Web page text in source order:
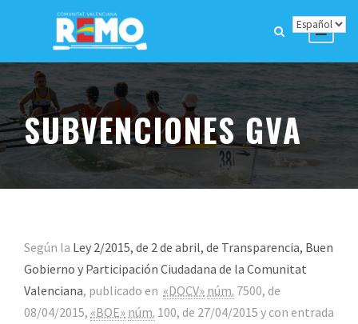
SUBVENCIONES GVA
Según la Ley 2/2015, de 2 de abril, de Transparencia, Buen
Gobierno y Participación Ciudadana de la Comunitat
Valenciana, publicado en «DOCV» núm. 7500, de
08/04/2015, «BOE» núm. 100, de 27/04/2015 y con entrada